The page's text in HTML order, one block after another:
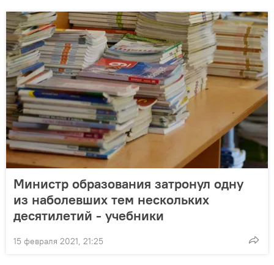
Министр образования затронул одну
из наболевших тем нескольких
десятилетий - учебники
15 февраля 2021, 21:25